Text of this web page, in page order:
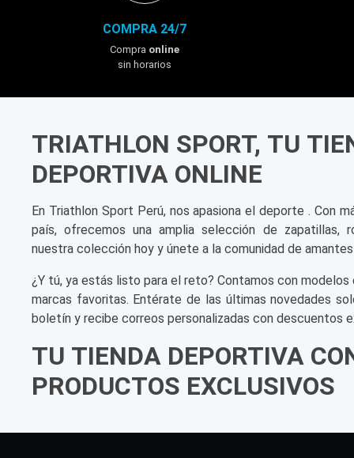
COMPRA 24/7
Compra online
sin horarios
TRIATHLON SPORT, TU
DEPORTIVA ONLINE
En Triathlon Sport Perú, nos apasiona el deporte . Con
país, ofrecemos una amplia selección de zapatillas,
nuestra colección hoy y únete a la comunidad de
¿Y tú, ya estás listo para el reto? Contamos con
marcas favoritas. Entérate de las últimas novedades
boletín y recibe correos personalizadas con descuentos
TU TIENDA DEPORTIVA
PRODUCTOS EXCLUSIVOS